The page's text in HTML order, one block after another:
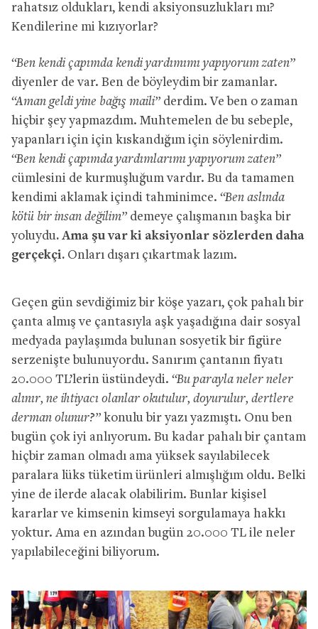
rahatsız oldukları, kendi aksiyonsuzlukları mı?
Kendilerine mi kızıyorlar?
“Ben kendi çapımda kendi yardımımı yapıyorum zaten”
diyenler de var. Ben de böyleydim bir zamanlar.
“Aman geldi yine bağış maili” derdim. Ve ben o zaman
hiçbir şey yapmazdım. Muhtemelen de bu sebeple,
yapanları için için kıskandığım için söylenirdim.
“Ben kendi çapımda yardımlarımı yapıyorum zaten”
cümlesini de kurmuşluğum vardır. Bu da tamamen
kendimi aklamak içindi tahminimce. “Ben aslında
kötü bir insan değilim” demeye çalışmanın başka bir
yoluydu. Ama şu var ki aksiyonlar sözlerden daha
gerçekçi. Onları dışarı çıkartmak lazım.
Geçen gün sevdiğimiz bir köşe yazarı, çok pahalı bir
çanta almış ve çantasıyla aşk yaşadığına dair sosyal
medyada paylaşımda bulunan sosyetik bir figüre
serzenişte bulunuyordu. Sanırım çantanın fiyatı
20.000 TL’lerin üstündeydi. “Bu parayla neler neler
alınır, ne ihtiyacı olanlar okutulur, doyurulur, dertlere
derman olunur?” konulu bir yazı yazmıştı. Onu ben
bugün çok iyi anlıyorum. Bu kadar pahalı bir çantam
hiçbir zaman olmadı ama yüksek sayılabilecek
paralara lüks tüketim ürünleri almışlığım oldu. Belki
yine de ilerde alacak olabilirim. Bunlar kişisel
kararlar ve kimsenin kimseyi sorgulamaya hakkı
yoktur. Ama en azından bugün 20.000 TL ile neler
yapılabileceğini biliyorum.